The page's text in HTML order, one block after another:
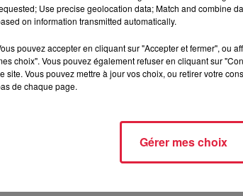
Use precise geolocation data; Match and combine
on information transmitted automatically.
pouvez accepter en cliquant sur "Accepter et fermer", ou
choix". Vous pouvez également refuser en cliquant sur
site. Vous pouvez mettre à jour vos choix, ou retirer votre
de chaque page.
Gérer mes choix